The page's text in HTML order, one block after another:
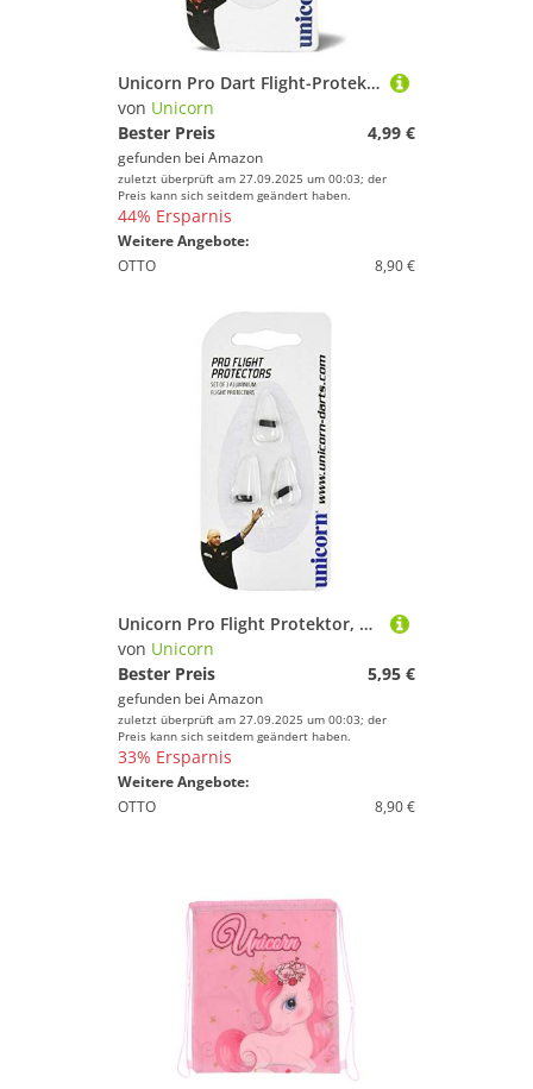
Unicorn Pro Dart Flight-Protektoren | leichtes Aluminium | Natur | 3 Stück pro Packung
von Unicorn
Bester Preis
4,99 €
gefunden bei Amazon
zuletzt überprüft am 27.09.2025 um 00:03; der
Preis kann sich seitdem geändert haben.
44% Ersparnis
Weitere Angebote:
OTTO
8,90 €
Unicorn Pro Flight Protektor, Schwarz, Einheitsgröße
von Unicorn
Bester Preis
5,95 €
gefunden bei Amazon
zuletzt überprüft am 27.09.2025 um 00:03; der
Preis kann sich seitdem geändert haben.
33% Ersparnis
Weitere Angebote:
OTTO
8,90 €